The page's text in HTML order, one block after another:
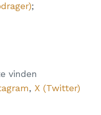
;
vinden
, X (Twitter)